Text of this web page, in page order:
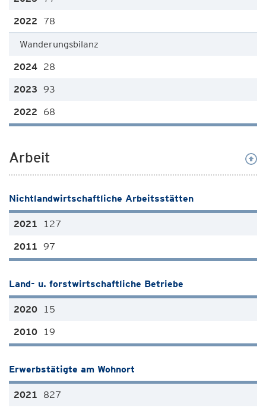
78
Wanderungsbilanz
28
93
68
Arbeit
Nichtlandwirtschaftliche Arbeitsstätten
127
97
Land- u. forstwirtschaftliche Betriebe
15
19
Erwerbstätigte am Wohnort
827